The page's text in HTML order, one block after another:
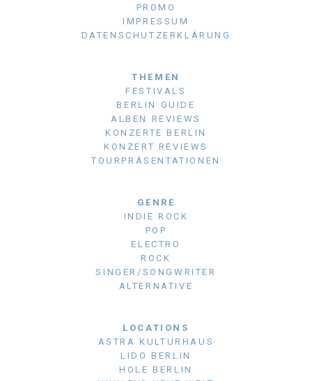
PROMO
IMPRESSUM
DATENSCHUTZERKLÄRUNG
THEMEN
FESTIVALS
BERLIN GUIDE
ALBEN REVIEWS
KONZERTE BERLIN
KONZERT REVIEWS
TOURPRÄSENTATIONEN
GENRE
INDIE ROCK
POP
ELECTRO
ROCK
SINGER/SONGWRITER
ALTERNATIVE
LOCATIONS
ASTRA KULTURHAUS
LIDO BERLIN
HOLE BERLIN